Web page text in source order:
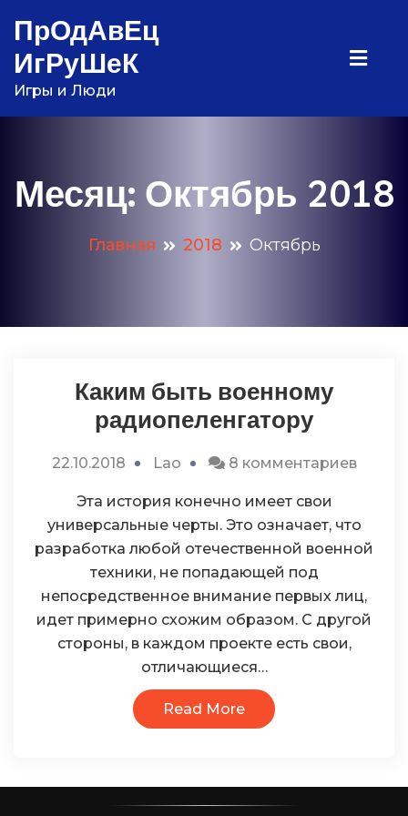
содержимому
ПрОдАвЕц
ИгРуШеК
Игры и Люди
Месяц: Октябрь 2018
Главная 2018 Октябрь
Каким быть военному
радиопеленгатору
22.10.2018 Lao 8 комментариевк
быть
Эта история конечно имеет свои
универсальные черты. Это означает, что
разработка любой отечественной военной
техники, не попадающей под
непосредственное внимание первых лиц,
идет примерно схожим образом. С другой
стороны, в каждом проекте есть свои,
отличающиеся…
Read More